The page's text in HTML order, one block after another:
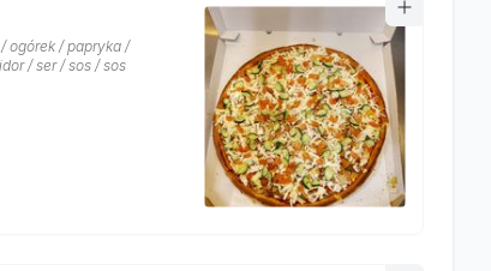
ogórek / papryka /
/ ser / sos / sos